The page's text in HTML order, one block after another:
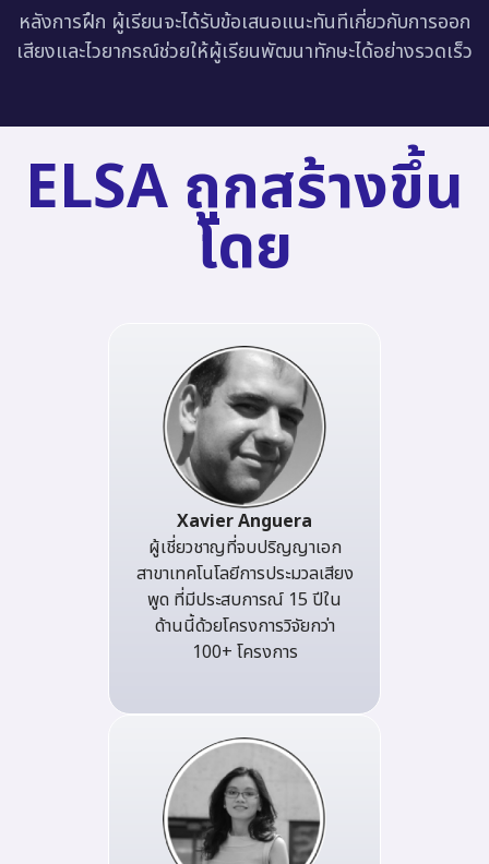
หลังการฝึก ผู้เรียนจะได้รับข้อเสนอแนะทันทีเกี่ยวกับการออก
เสียงและไวยากรณ์ช่วยให้ผู้เรียนพัฒนาทักษะได้อย่างรวดเร็ว
ELSA ถูกสร้างขึ้น
โดย
Xavier Anguera
ผู้เชี่ยวชาญที่จบปริญญาเอก
สาขาเทคโนโลยีการประมวลเสียง
พูด ที่มีประสบการณ์ 15 ปีใน
ด้านนี้ด้วยโครงการวิจัยกว่า
100+ โครงการ